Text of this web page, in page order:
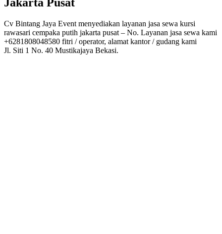
Cv Bintang Jaya Event menyediakan layanan jasa sewa kursi
rawasari cempaka putih jakarta pusat – No. Layanan jasa sewa kami
+6281808048580 fitri / operator, alamat kantor / gudang kami
Jl. Siti 1 No. 40 Mustikajaya Bekasi.